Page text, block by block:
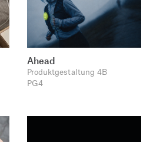
Ahead
Produktgestaltung 4B
PG4